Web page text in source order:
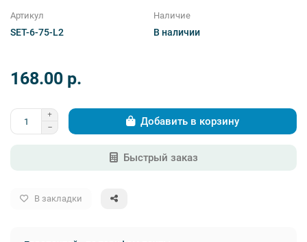
Артикул
SET-6-75-L2
Наличие
В наличии
168.00 p.
Добавить в корзину
Быстрый заказ
В закладки